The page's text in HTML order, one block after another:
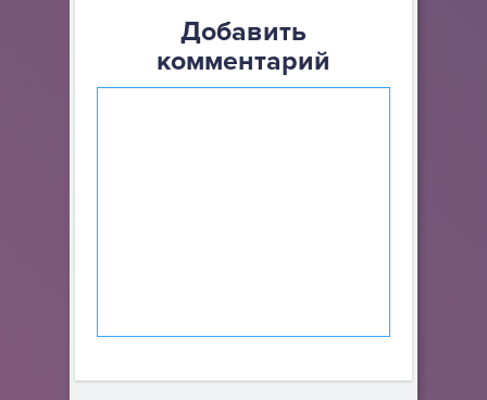
Добавить
комментарий